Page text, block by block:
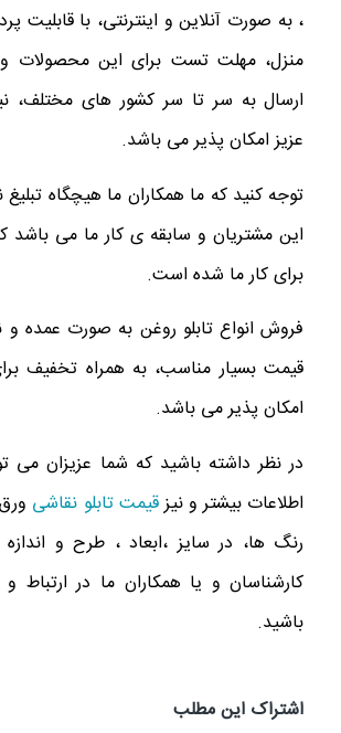
، به صورت آنلاین و اینترنتی، با قابلیت
منزل، مهلت تست برای این محصولات
ارسال به سر تا سر کشور های مختلف،
عزیز امکان پذیر می باشد.
توجه کنید که ما همکاران ما هیچگاه تبلیغ
این مشتریان و سابقه ی کار ما می باشد
برای کار ما شده است.
فروش انواع تابلو روغن به صورت عمده و
قیمت بسیار مناسب، به همراه تخفیف
امکان پذیر می باشد.
در نظر داشته باشید که شما عزیزان می
اطلاعات بیشتر و نیزقیمت تابلو نقاشی
رنگ ها، در سایز ،ابعاد ، طرح و
کارشناسان و یا همکاران ما در ارتباط
باشید.
اشتراک این مطلب